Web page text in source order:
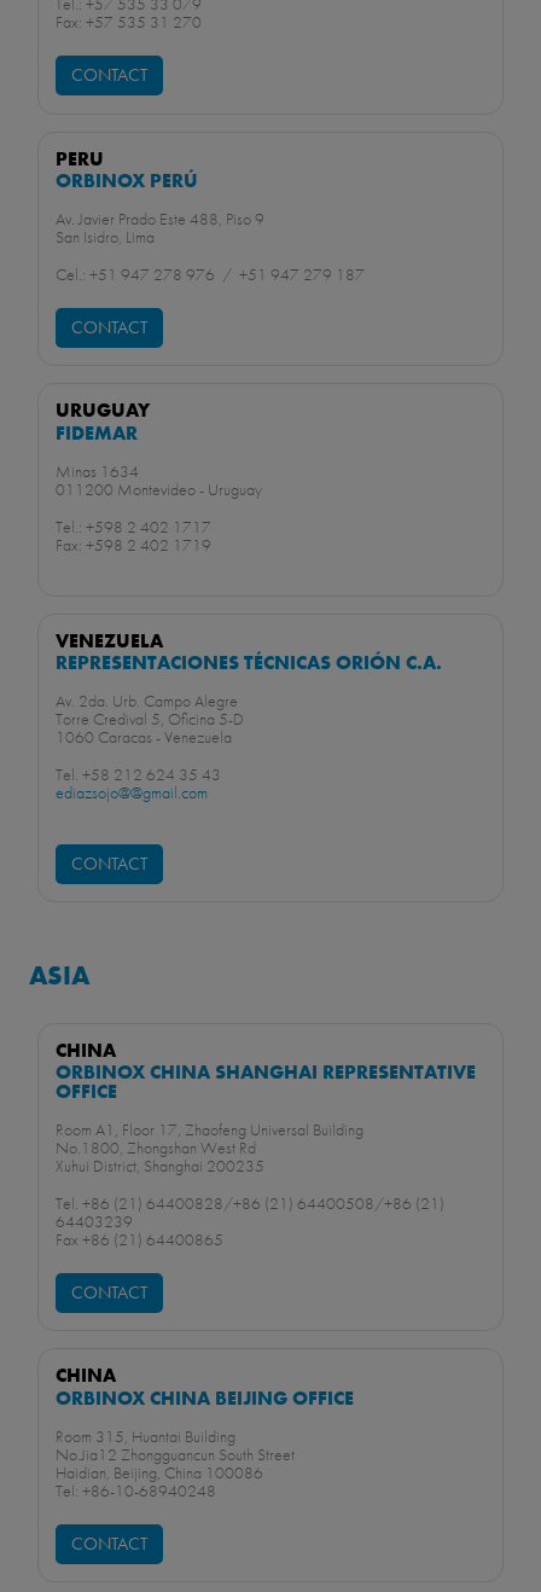
Fax: +57 535 31 270
CONTACT
PERU
ORBINOX PERÚ
Av. Javier Prado Este 488, Piso 9
San Isidro, Lima
Cel.: +51 947 278 976 / +51 947 279 187
CONTACT
URUGUAY
FIDEMAR
Minas 1634
011200 Montevideo - Uruguay
Tel.: +598 2 402 1717
Fax: +598 2 402 1719
VENEZUELA
REPRESENTACIONES TÉCNICAS ORIÓN C.A.
Av. 2da. Urb. Campo Alegre
Torre Credival 5, Oficina 5-D
1060 Caracas - Venezuela
Tel. +58 212 624 35 43
ediazsojo@@gmail.com
CONTACT
ASIA
CHINA
ORBINOX CHINA SHANGHAI REPRESENTATIVE
OFFICE
Room A1, Floor 17, Zhaofeng Universal Building
No.1800, Zhongshan West Rd
Xuhui District, Shanghai 200235
Tel. +86 (21) 64400828/+86 (21) 64400508/+86 (21)
64403239
Fax +86 (21) 64400865
CONTACT
CHINA
ORBINOX CHINA BEIJING OFFICE
Room 315, Huantai Building
No.Jia12 Zhongguancun South Street
Haidian, Beijing, China 100086
Tel: +86-10-68940248
CONTACT